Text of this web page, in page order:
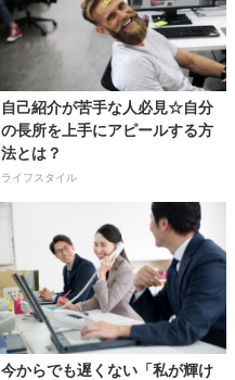
自己紹介が苦手な人必見☆自分
の長所を上手にアピールする方
法とは？
ライフスタイル
今からでも遅くない「私が輝け